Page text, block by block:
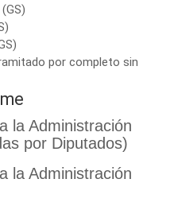
por completo sin
la Administración
por Diputados)
la Administración